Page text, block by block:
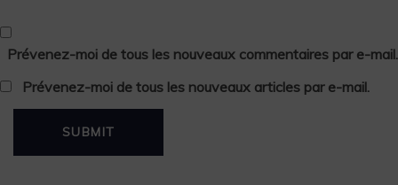
Prévenez-moi de tous les nouveaux commentaires par e-mail.
Prévenez-moi de tous les nouveaux articles par e-mail.